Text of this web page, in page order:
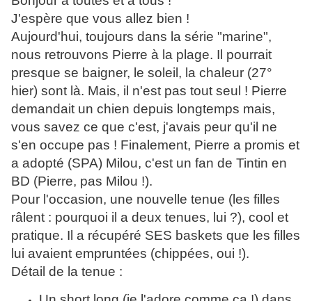
J'espère que vous allez bien !
Aujourd'hui, toujours dans la série "marine",
nous retrouvons Pierre à la plage. Il pourrait
presque se baigner, le soleil, la chaleur (27°
hier) sont là. Mais, il n'est pas tout seul ! Pierre
demandait un chien depuis longtemps mais,
vous savez ce que c'est, j'avais peur qu'il ne
s'en occupe pas ! Finalement, Pierre a promis et
a adopté (SPA) Milou, c'est un fan de Tintin en
BD (Pierre, pas Milou !).
Pour l'occasion, une nouvelle tenue (les filles
râlent : pourquoi il a deux tenues, lui ?), cool et
pratique. Il a récupéré SES baskets que les filles
lui avaient empruntées (chippées, oui !).
Détail de la tenue :